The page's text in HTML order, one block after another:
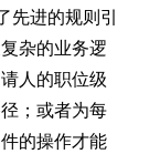
先进的规则引
杂的业务逻
人的职位级
；或者为每
的操作才能